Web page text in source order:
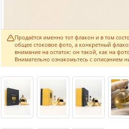
Продаётся именно тот флакон и в том
общее стоковое фото, а конкретный
внимание на остаток: он такой, как на
Внимательно ознакомьтесь с описанием